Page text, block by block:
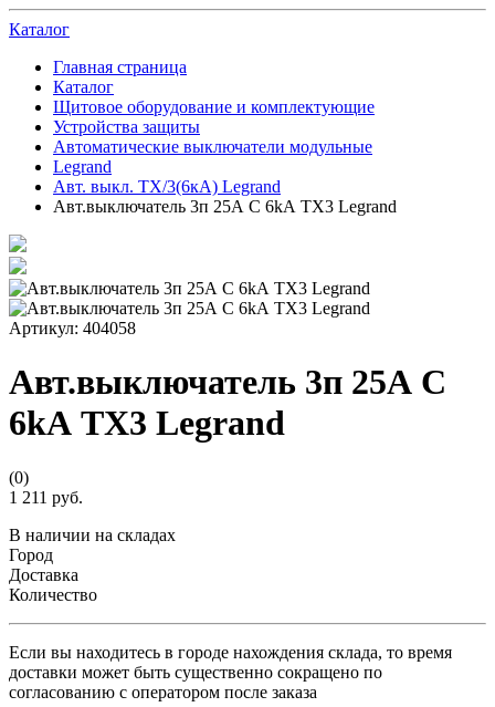
Каталог
Главная страница
Каталог
Щитовое оборудование и комплектующие
Устройства защиты
Автоматические выключатели модульные
Legrand
Авт. выкл. TX/3(6кА) Legrand
Авт.выключатель 3п 25А С 6kА TX3 Legrand
Артикул: 404058
Авт.выключатель 3п 25А С
6kА TX3 Legrand
(0)
1 211 руб.
В наличии на складах
Город
Доставка
Количество
Если вы находитесь в городе нахождения склада, то время
доставки может быть существенно сокращено по
согласованию с оператором после заказа